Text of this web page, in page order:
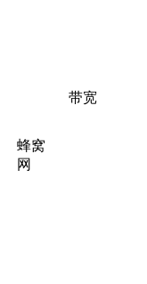
蜂窝
网
带宽